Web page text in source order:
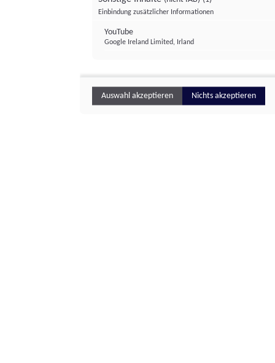
Einbindung zusätzlicher Informationen
YouTube
Google Ireland Limited, Irland
Auswahl akzeptieren Nichts akzeptieren